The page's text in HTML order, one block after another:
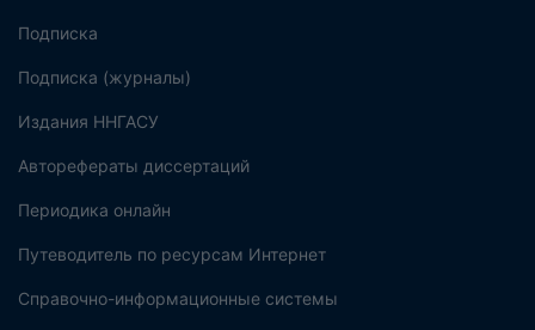
Подписка
Подписка (журналы)
Издания ННГАСУ
Авторефераты диссертаций
Периодика онлайн
Путеводитель по ресурсам Интернет
Справочно-информационные системы